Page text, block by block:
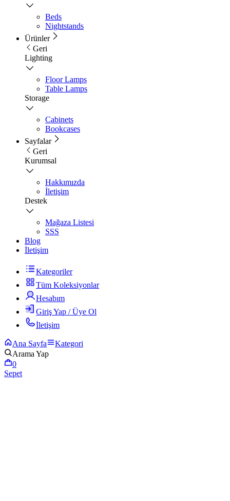
Beds
Nightstands
Ürünler
Geri
Lighting
Floor Lamps
Table Lamps
Storage
Cabinets
Bookcases
Sayfalar
Geri
Kurumsal
Hakkımızda
İletişim
Destek
Mağaza Listesi
SSS
Blog
İletişim
Kategoriler
Tüm Koleksiyonlar
Hesabım
Giriş Yap / Üye Ol
İletişim
Ana Sayfa
Kategori
Arama Yap
0
Sepet